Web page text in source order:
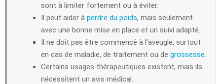
sont à limiter fortement ou à éviter.
Il peut aider à perdre du poids, mais seulement
avec une bonne mise en place et un suivi adapté.
Il ne doit pas être commencé à l’aveugle, surtout
en cas de maladie, de traitement ou de grossesse
Certains usages thérapeutiques existent, mais ils
nécessitent un avis médical.